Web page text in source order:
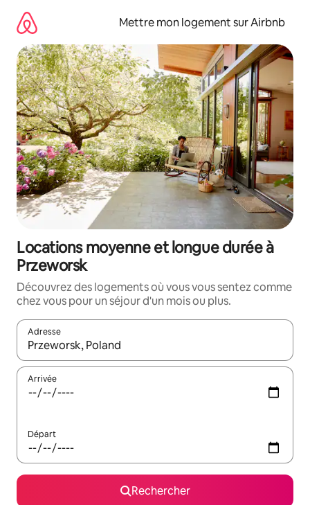
directement
contenu
Mettre mon logement sur Airbnb
Locations moyenne et longue durée à
Przeworsk
Découvrez des logements où vous vous sentez comme
chez vous pour un séjour d'un mois ou plus.
Adresse
Lorsque les résultats s'affichent, utilisez les flèches vers le
Arrivée
Départ
Rechercher